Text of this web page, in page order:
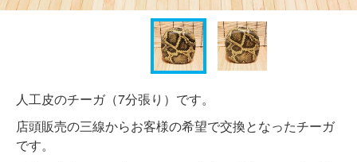
人工皮のチーガ（7分張り）です。
店頭販売の三線からお客様の希望で交換となったチーガ
です。